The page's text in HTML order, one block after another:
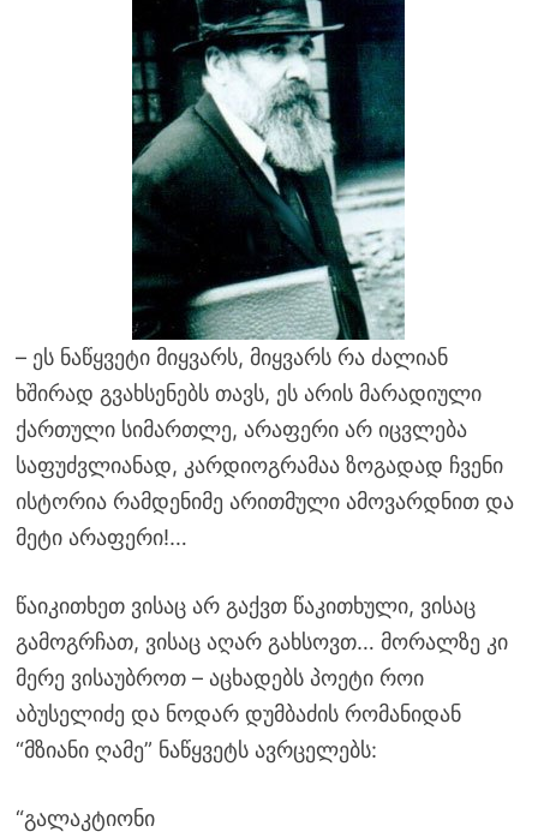
– ეს ნაწყვეტი მიყვარს, მიყვარს რა ძალიან
ხშირად გვახსენებს თავს, ეს არის მარადიული
ქართული სიმართლე, არაფერი არ იცვლება
საფუძვლიანად, კარდიოგრამაა ზოგადად ჩვენი
ისტორია რამდენიმე არითმული ამოვარდნით და
მეტი არაფერი!…
წაიკითხეთ ვისაც არ გაქვთ წაკითხული, ვისაც
გამოგრჩათ, ვისაც აღარ გახსოვთ… მორალზე კი
მერე ვისაუბროთ – აცხადებს პოეტი როი
აბუსელიძე და ნოდარ დუმბაძის რომანიდან
“მზიანი ღამე” ნაწყვეტს ავრცელებს:
“გალაკტიონი